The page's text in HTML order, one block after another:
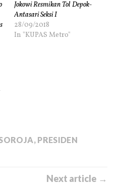
Jokowi Resmikan Tol Depok-
Antasari Seksi I
28/09/2018
In "KUPAS Metro"
, PRESIDEN
Next article →